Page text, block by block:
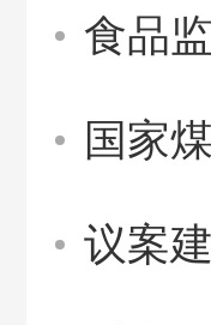
食品
国家
议案